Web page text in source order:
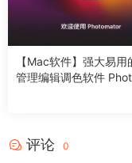
【Mac软件】强大易用
管理编辑调色软件
评论 0